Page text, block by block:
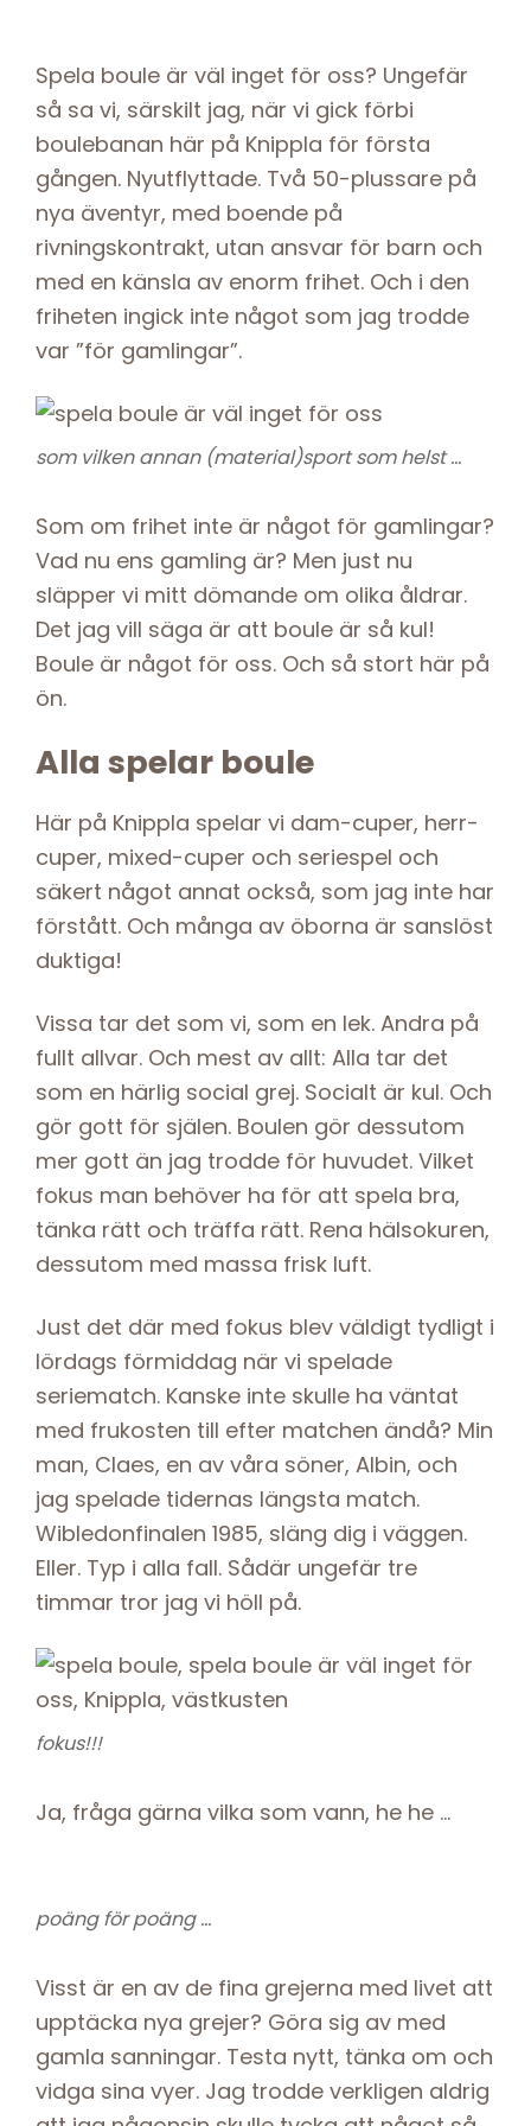
Spela boule är väl inget för oss? Ungefär
så sa vi, särskilt jag, när vi gick förbi
boulebanan här på Knippla för första
gången. Nyutflyttade. Två 50-plussare på
nya äventyr, med boende på
rivningskontrakt, utan ansvar för barn och
med en känsla av enorm frihet. Och i den
friheten ingick inte något som jag trodde
var ”för gamlingar”.
som vilken annan (material)sport som helst …
Som om frihet inte är något för gamlingar?
Vad nu ens gamling är? Men just nu
släpper vi mitt dömande om olika åldrar.
Det jag vill säga är att boule är så kul!
Boule är något för oss. Och så stort här på
ön.
Alla spelar boule
Här på Knippla spelar vi dam-cuper, herr-
cuper, mixed-cuper och seriespel och
säkert något annat också, som jag inte har
förstått. Och många av öborna är sanslöst
duktiga!
Vissa tar det som vi, som en lek. Andra på
fullt allvar. Och mest av allt: Alla tar det
som en härlig social grej. Socialt är kul. Och
gör gott för själen. Boulen gör dessutom
mer gott än jag trodde för huvudet. Vilket
fokus man behöver ha för att spela bra,
tänka rätt och träffa rätt. Rena hälsokuren,
dessutom med massa frisk luft.
Just det där med fokus blev väldigt tydligt i
lördags förmiddag när vi spelade
seriematch. Kanske inte skulle ha väntat
med frukosten till efter matchen ändå? Min
man, Claes, en av våra söner, Albin, och
jag spelade tidernas längsta match.
Wibledonfinalen 1985, släng dig i väggen.
Eller. Typ i alla fall. Sådär ungefär tre
timmar tror jag vi höll på.
fokus!!!
Ja, fråga gärna vilka som vann, he he …
poäng för poäng …
Visst är en av de fina grejerna med livet att
upptäcka nya grejer? Göra sig av med
gamla sanningar. Testa nytt, tänka om och
vidga sina vyer. Jag trodde verkligen aldrig